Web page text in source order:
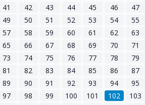
41
42 43 44 45 46 47
49
50 51 52 53 54 55
57
58 59 60 61 62 63
65
66 67 68 69 70 71
73
74 75 76 77 78 79
81
82 83 84 85 86 87
89
90 91 92 93 94 95
97
98 99 100 101 102 103